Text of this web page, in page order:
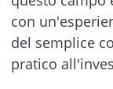
con
del semplice
pratico